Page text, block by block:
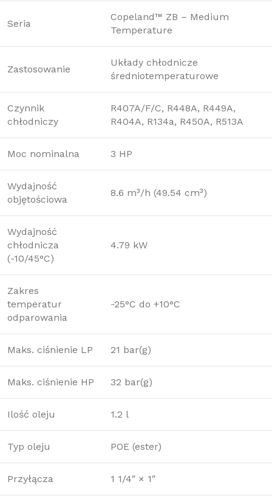
Seria
Copeland™ ZB – Medium
Temperature
Zastosowanie
Układy chłodnicze
średniotemperaturowe
Czynnik
chłodniczy
R407A/F/C, R448A, R449A,
R404A, R134a, R450A, R513A
Moc nominalna 3 HP
Wydajność
objętościowa
8.6 m³/h (49.54 cm³)
Wydajność
chłodnicza
(-10/45°C)
4.79 kW
Zakres
temperatur
odparowania
-25°C do +10°C
Maks. ciśnienie LP 21 bar(g)
Maks. ciśnienie HP 32 bar(g)
Ilość oleju 1.2 l
Typ oleju POE (ester)
Przyłącza 1 1/4″ × 1″